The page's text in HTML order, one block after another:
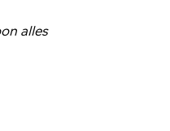
alles